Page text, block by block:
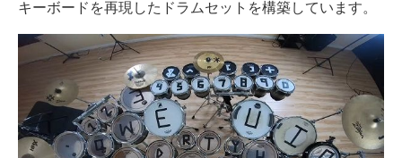
製造業のIT導入・活用を支援
モノづくり技術者専門サイト
エレクトロニクス専門サイト
電子設計の基本と応用
キーボードを再現したドラムセットを構築しています。